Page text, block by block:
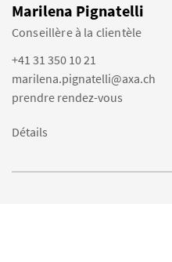
Marilena Pignatelli
Conseillère à la clientèle
+41 31 350 10 21
marilena.pignatelli@axa.ch
prendre rendez-vous
Détails